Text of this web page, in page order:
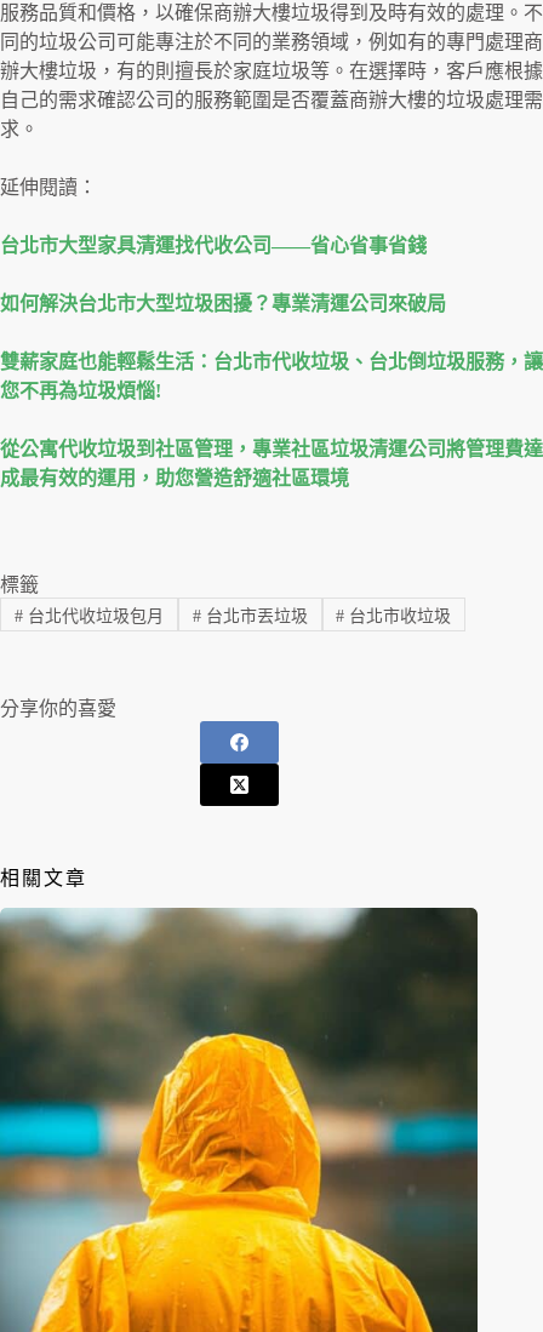
服務品質和價格，以確保商辦大樓垃圾得到及時有效的處理。不
同的垃圾公司可能專注於不同的業務領域，例如有的專門處理商
辦大樓垃圾，有的則擅長於家庭垃圾等。在選擇時，客戶應根據
自己的需求確認公司的服務範圍是否覆蓋商辦大樓的垃圾處理需
求。
延伸閱讀：
台北市大型家具清運找代收公司——省心省事省錢
如何解決台北市大型垃圾困擾？專業清運公司來破局
雙薪家庭也能輕鬆生活：台北市代收垃圾、台北倒垃圾服務，讓
您不再為垃圾煩惱!
從公寓代收垃圾到社區管理，專業社區垃圾清運公司將管理費達
成最有效的運用，助您營造舒適社區環境
標籤
#台北代收垃圾包月 #台北市丟垃圾 # 台北市收垃圾
分享你的喜愛
相關文章